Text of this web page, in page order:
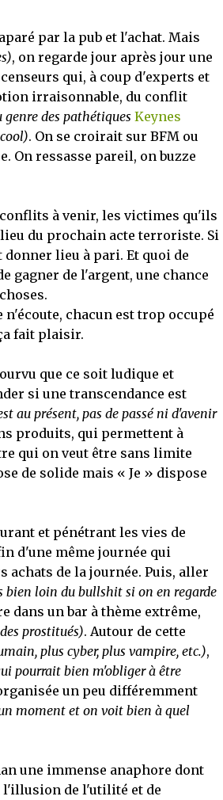
par la pub et l'achat. Mais
, on regarde jour après jour une
qui, à coup d'experts et
irraisonnable, du conflit
des pathétiques Keynes
. On se croirait sur BFM ou
On ressasse pareil, on buzze
à venir, les victimes qu'ils
du prochain acte terroriste. Si
lieu à pari. Et quoi de
gagner de l'argent, une chance
chacun est trop occupé
fait plaisir.
que ce soit ludique et
si une transcendance est
au présent, pas de passé ni d'avenir
produits, qui permettent à
qui on veut être sans limite
de solide mais « Je » dispose
et pénétrant les vies de
d'une même journée qui
achats de la journée. Puis, aller
bien loin du bullshit si on en regarde
dans un bar à thème extrême,
prostitués). Autour de cette
plus cyber, plus vampire, etc.),
pourrait bien m'obliger à être
un peu différemment
moment et on voit bien à quel
une immense anaphore dont
l'illusion de l'utilité et de